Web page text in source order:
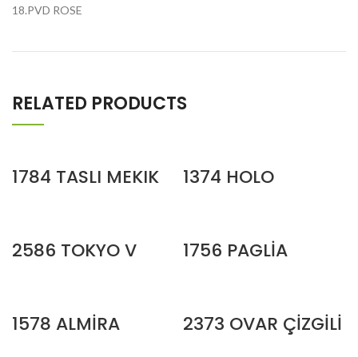
18.PVD ROSE
RELATED PRODUCTS
1784 TASLI MEKIK 1374 HOLO
2586 TOKYO V 1756 PAGLİA
1578 ALMİRA 2373 OVAR ÇİZGİLİ